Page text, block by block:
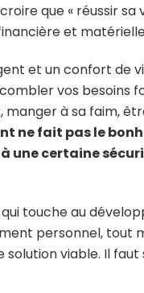
que « réussir sa
et
et un confort de
vos besoins
manger à sa faim,
ne fait pas le
une certaine
touche au
personnel, tout
solution viable. Il faut